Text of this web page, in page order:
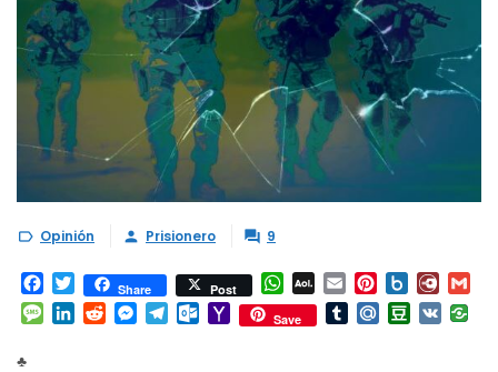
 Opinión  Prisionero  9
Facebook
TwitterShare Post WhatsApp
AOL
Mail
Email Pinterest
Box.net
Message
LinkedIn
RedditMessenger
Telegram
Outlook.com
Yahoo
Mail
Save TumblrMail.RuDouban
VK
♣